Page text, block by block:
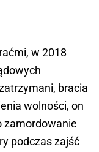
w 2018
bracia
wolności, on
zamordowanie
podczas zajść